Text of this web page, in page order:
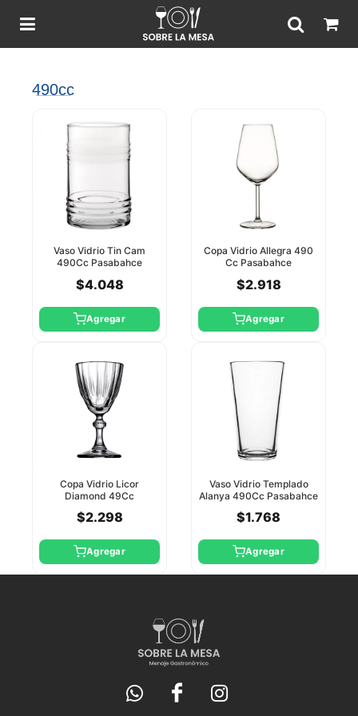
490cc
Vaso Vidrio Tin Cam
490Cc Pasabahce
$4.048
Agregar
Copa Vidrio Allegra 490
Cc Pasabahce
$2.918
Agregar
Copa Vidrio Licor
Diamond 49Cc
$2.298
Agregar
Vaso Vidrio Templado
Alanya 490Cc Pasabahce
$1.768
Agregar